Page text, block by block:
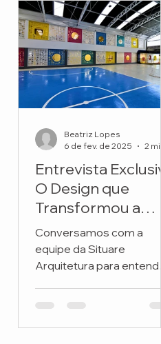
Entrevista
O Design que
Transformou a
Fachada de uma
Escola
Conversamos com a
equipe da Situare
Arquitetura para
revitalizou a fachada da
Beatriz Lopes
6 de fev. de 2025